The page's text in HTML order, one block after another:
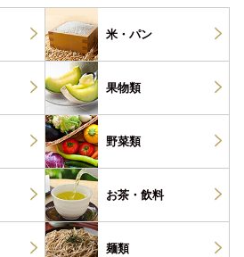
米・パン
果物類
野菜類
お茶・ 飲料
麺類